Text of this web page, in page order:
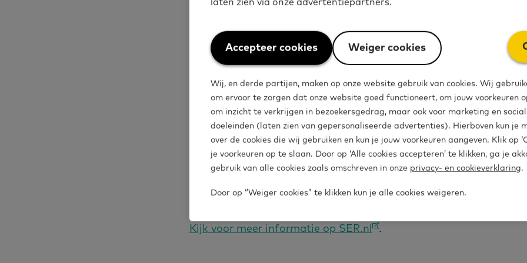
de RI&E. Het heeft, een keuzewijzer met oplossingen die passen
taalgerelateerde risico’s en achtergrondinformatie over dit
Onderbouwing
Onderzoek geeft aan dat het verkeerd omgaan met procedures
afgelopen jaren één van de oorzaken is van zware ongevallen. Het
Arboplatform en de Stichting van de Arbeid hebben deze
ontwikkelen om dit veiligheidsrisico de nodige aandacht te laten
Kijk voor meer informatie op SER.nl .
laten zien via onze advertentiepartners.
Accepteer cookies Weiger cookies
Weiger
cookies
Wij, en derde partijen, maken op onze website gebruik van cookies. Wij
om ervoor te zorgen dat onze website goed functioneert, om jouw voorkeuren
om inzicht te verkrijgen in bezoekersgedrag, maar ook voor marketing en
doeleinden (laten zien van gepersonaliseerde advertenties). Hierboven kun je
over de cookies die wij gebruiken en kun je jouw voorkeuren aangeven. Klik op
je voorkeuren op te slaan. Door op ‘Alle cookies accepteren’ te klikken, ga je
gebruik van alle cookies zoals omschreven in onze privacy- en cookieverklaring.
Door op “Weiger cookies” te klikken kun je alle cookies weigeren.